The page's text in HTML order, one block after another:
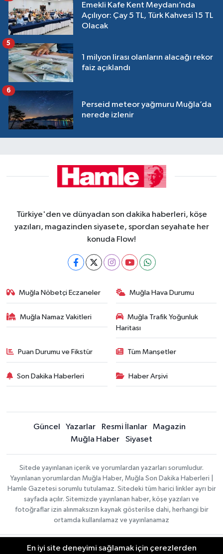
Emekli Kafe Kent Meydanı’nda
Açılıyor: Çay 5 TL, Türk Kahvesi 15 TL
Olacak
1 milyon lirası olanların alacağı rekor
faiz açıklandı
5
Perseid meteor yağmuru Muğla’da
nerede izlenir
6
Türkiye'den ve dünyadan son dakika haberleri, köşe
yazıları, magazinden siyasete, spordan seyahate her
konuda Flow!
Muğla Nöbetçi Eczaneler Muğla Hava Durumu
Muğla Namaz Vakitleri
Muğla Trafik Yoğunluk
Haritası
Puan Durumu ve Fikstür Tüm Manşetler
Son Dakika Haberleri Haber Arşivi
Güncel Yazarlar Resmi İlanlar
Magazin
Muğla Haber
Siyaset
Sitede yayınlanan içerik ve yorumlardan yazarları sorumludur.
Yayınlanan yorumlardan Muğla Haber, Muğla Son Dakika Haberleri |
Hamle Gazetesi sorumlu tutulamaz. Sitedeki tüm harici linkler ayrı bir
sayfada açılır. Sitemizde yayınlanan haber, köşe yazıları ve
fotoğraflar izin alınmaksızın kaynak gösterilse dahi, herhangi bir
ortamda kullanılamaz ve yayınlanamaz
Gizlilik Sözleşmesi
En iyi site deneyimi sağlamak için çerezlerden